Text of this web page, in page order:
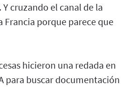
cruzando el canal de la
Francia porque parece que
hicieron una redada en
para buscar documentación